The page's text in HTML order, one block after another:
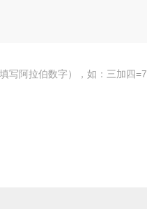
写阿拉伯数字），如：三加四=7